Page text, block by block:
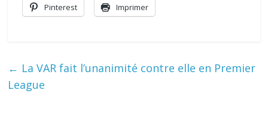
Pinterest Imprimer
← La VAR fait l’unanimité contre elle en Premier
League